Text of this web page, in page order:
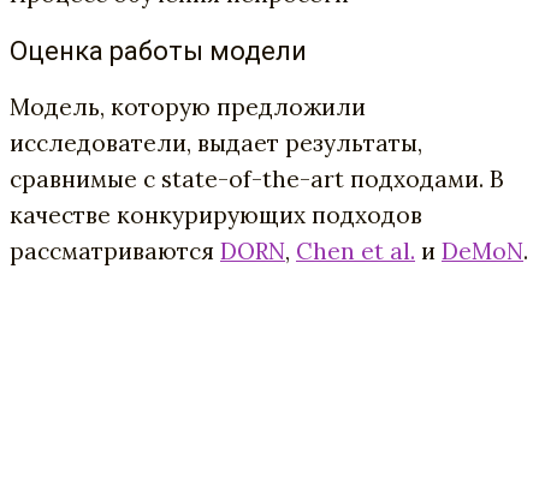
Оценка работы модели
Модель, которую предложили
исследователи, выдает результаты,
сравнимые с state-of-the-art подходами. В
качестве конкурирующих подходов
рассматриваются DORN, Chen et al. и DeMoN.